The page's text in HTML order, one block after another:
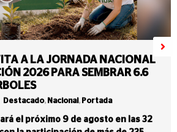
A LA JORNADA NACIONAL
2026 PARA SEMBRAR 6.6
Destacado, Nacional , Portada
el próximo 9 de agosto en las 32